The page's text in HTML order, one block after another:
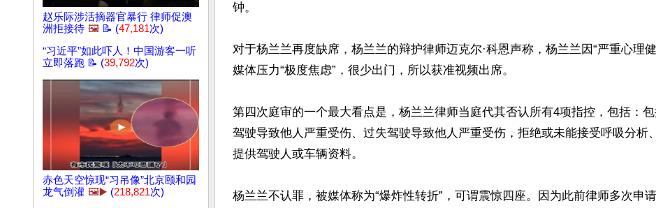
赵乐际涉活摘器官暴行 律师促澳
洲拒接待 🖼️ 📝 (47,181次)
“习近平”如此吓人！中国游客一听
立即落跑 📝 (39,792次)
赤色天空惊现“习吊像”北京颐和园
龙气倒灌 🖼️▶️ (218,821次)
钟。
对于杨兰兰再度缺席，杨兰兰的辩护律师迈克尔·科恩声称，杨兰兰因“严重心理
媒体压力“极度焦虑”，很少出门，所以获准视频出席。
第四次庭审的一个最大看点是，杨兰兰律师当庭代其否认所有4项指控，包括：
驾驶导致他人严重受伤、过失驾驶导致他人严重受伤，拒绝或未能接受呼吸分析
提供驾驶人或车辆资料。
杨兰兰不认罪，被媒体称为“爆炸性转折”，可谓震惊四座。因为此前律师多次申